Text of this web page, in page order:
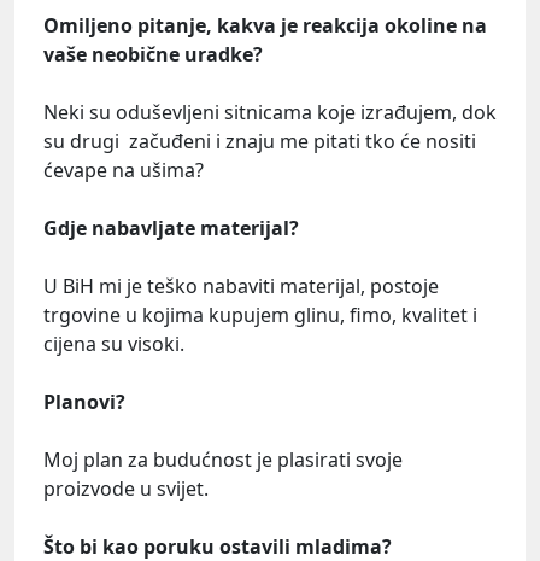
Omiljeno pitanje, kakva je reakcija okoline na
vaše neobične uradke?
Neki su oduševljeni sitnicama koje izrađujem, dok
su drugi začuđeni i znaju me pitati tko će nositi
ćevape na ušima?
Gdje nabavljate materijal?
U BiH mi je teško nabaviti materijal, postoje
trgovine u kojima kupujem glinu, fimo, kvalitet i
cijena su visoki.
Planovi?
Moj plan za budućnost je plasirati svoje
proizvode u svijet.
Što bi kao poruku ostavili mladima?